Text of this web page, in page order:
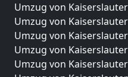
Umzug von
Umzug von
Umzug von
Umzug von
Umzug von